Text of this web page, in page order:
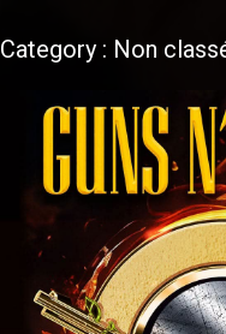
Category : Non